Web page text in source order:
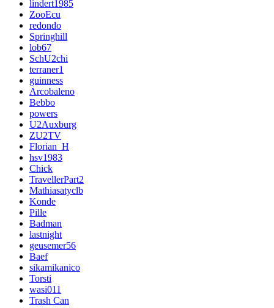
lindert1985
ZooEcu
redondo
Springhill
lob67
SchU2chi
terraner1
guinness
Arcobaleno
Bebbo
powers
U2Auxburg
ZU2TV
Florian_H
hsv1983
Chick
TravellerPart2
Mathiasatyclb
Konde
Pille
Badman
lastnight
geusemer56
Baef
sikamikanico
Torsti
wasi011
Trash Can